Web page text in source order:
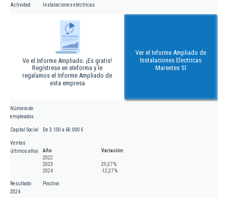
Actividad Instalaciones eléctricas
Ve el Informe Ampliado. ¡Es gratis!
Regístrese en eInforma y le
regalamos el Informe Ampliado de
esta empresa
Ver el Informe Ampliado de
Instalaciones Electricas
Marentes Sl
Número de
empleados
Capital Social De 3.100 a 60.000 €
Ventas
últimos años
Año
Variación
2022
2023
29,37 %
2024
-12,37 %
Resultado
2024
Positivo